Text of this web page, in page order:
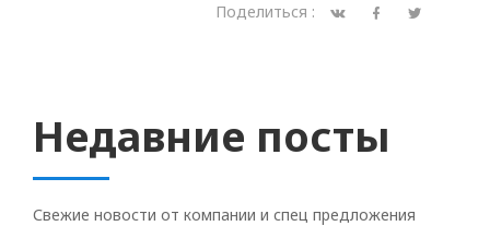
Поделиться :
Недавние посты
Свежие новости от компании и спец предложения